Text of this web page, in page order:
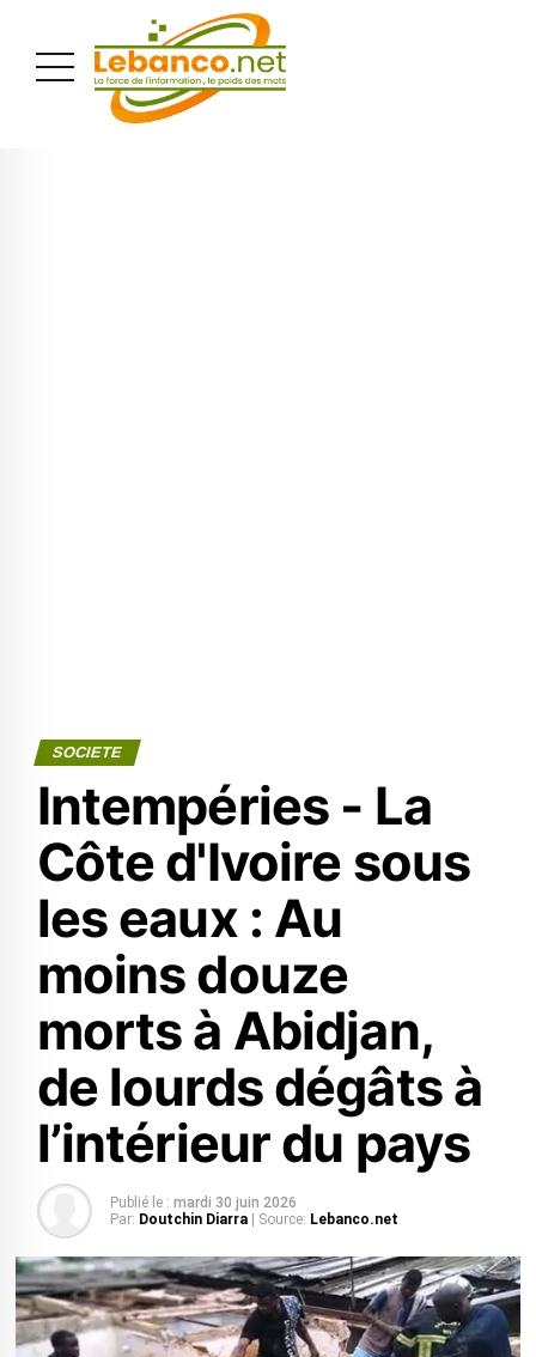
SOCIETE
Intempéries - La
Côte d'Ivoire sous
les eaux : Au
moins douze
morts à Abidjan,
de lourds dégâts à
l’intérieur du pays
Publié le : mardi 30 juin 2026
Par: Doutchin Diarra | Source: Lebanco.net